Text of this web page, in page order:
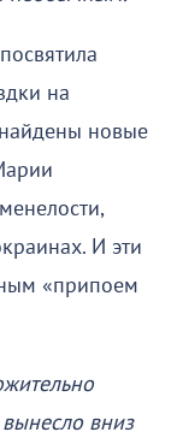
на
новые
И эти
«припоем
вниз